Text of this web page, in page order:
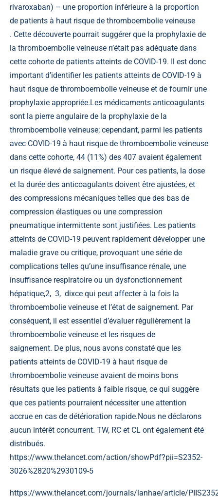
rivaroxaban) – une proportion inférieure à la proportion
de patients à haut risque de thromboembolie veineuse
. Cette découverte pourrait suggérer que la prophylaxie de
la thromboembolie veineuse n’était pas adéquate dans
cette cohorte de patients atteints de COVID-19. Il est donc
important d’identifier les patients atteints de COVID-19 à
haut risque de thromboembolie veineuse et de fournir une
prophylaxie appropriée.Les médicaments anticoagulants
sont la pierre angulaire de la prophylaxie de la
thromboembolie veineuse; cependant, parmi les patients
avec COVID-19 à haut risque de thromboembolie veineuse
dans cette cohorte, 44 (11%) des 407 avaient également
un risque élevé de saignement. Pour ces patients, la dose
et la durée des anticoagulants doivent être ajustées, et
des compressions mécaniques telles que des bas de
compression élastiques ou une compression
pneumatique intermittente sont justifiées. Les patients
atteints de COVID-19 peuvent rapidement développer une
maladie grave ou critique, provoquant une série de
complications telles qu’une insuffisance rénale, une
insuffisance respiratoire ou un dysfonctionnement
hépatique,2, 3, dixce qui peut affecter à la fois la
thromboembolie veineuse et l’état de saignement. Par
conséquent, il est essentiel d’évaluer régulièrement la
thromboembolie veineuse et les risques de
saignement. De plus, nous avons constaté que les
patients atteints de COVID-19 à haut risque de
thromboembolie veineuse avaient de moins bons
résultats que les patients à faible risque, ce qui suggère
que ces patients pourraient nécessiter une attention
accrue en cas de détérioration rapide.Nous ne déclarons
aucun intérêt concurrent. TW, RC et CL ont également été
distribués.
https://www.thelancet.com/action/showPdf?pii=S2352-
3026%2820%2930109-5
https://www.thelancet.com/journals/lanhae/article/